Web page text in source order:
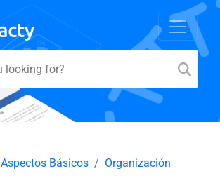
Aspectos Básicos
Organización